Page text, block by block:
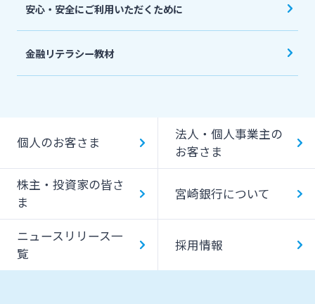
安心・安全にご利用いただくために
金融リテラシー教材
個人のお客さま
法人・個人事業主の
お客さま
株主・投資家の皆さ
ま
宮崎銀行について
ニュースリリース一
覧
採用情報